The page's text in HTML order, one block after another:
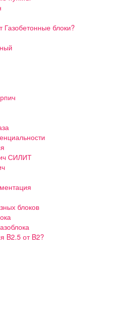
Газобетонные блоки?
СИЛИТ
блоков
B2.5 от B2?